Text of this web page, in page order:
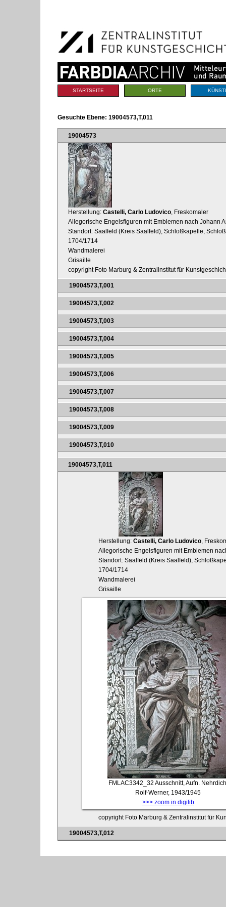
Navigation
Sektionen
STARTSEITE ORTE
Gesuchte Ebene: 19004573,T,011
19004573
Herstellung: Castelli, Carlo Ludovico , Freskomaler
Allegorische Engelsfiguren mit Emblemen nach Johann
Standort: Saalfeld (Kreis Saalfeld), Schloßkapelle,
1704/1714
Wandmalerei
Grisaille
copyright Foto Marburg & Zentralinstitut für
19004573,T,001
19004573,T,002
19004573,T,003
19004573,T,004
19004573,T,005
19004573,T,006
19004573,T,007
19004573,T,008
19004573,T,009
19004573,T,010
19004573,T,011
Herstellung: Castelli, Carlo Ludovico,
Allegorische Engelsfiguren mit Emblemen
Standort: Saalfeld (Kreis Saalfeld),
1704/1714
Wandmalerei
Grisaille
FMLAC3342_32 Ausschnitt, Aufn.
Rolf-Werner, 1943/1945
>>> zoom in digilib
copyright Foto Marburg & Zentralinstitut für
19004573,T,012